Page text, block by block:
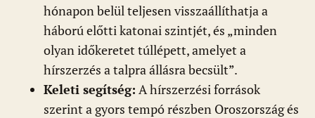
hónapon belül teljesen visszaállíthatja a
háború előtti katonai szintjét, és „minden
olyan időkeretet túllépett, amelyet a
hírszerzés a talpra állásra becsült”.
Keleti segítség: A hírszerzési források
szerint a gyors tempó részben Oroszország és